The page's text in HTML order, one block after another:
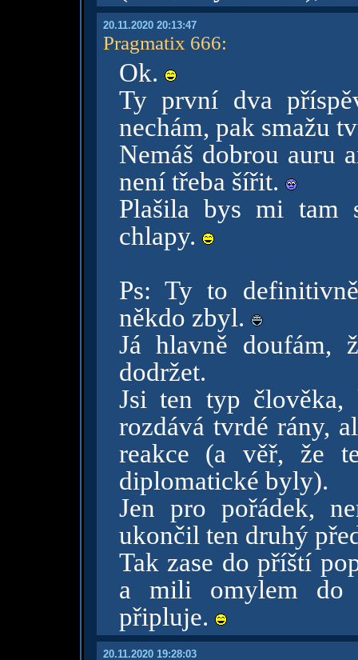
20.11.2020 20:13:47
Pragmatix 666:
Ok.
Ty první dva
nechám, pak smažu
Nemáš dobrou auru
není třeba šířit.
Plašila bys mi tam
chlapy.
Ps: Ty to
někdo zbyl.
Já hlavně doufám,
dodržet.
Jsi ten typ člověka,
rozdává tvrdé rány,
reakce (a věř, že
diplomatické byly).
Jen pro pořádek,
ukončil ten druhý
Tak zase do příští
a mili omylem do
připluje.
20.11.2020 19:28:03